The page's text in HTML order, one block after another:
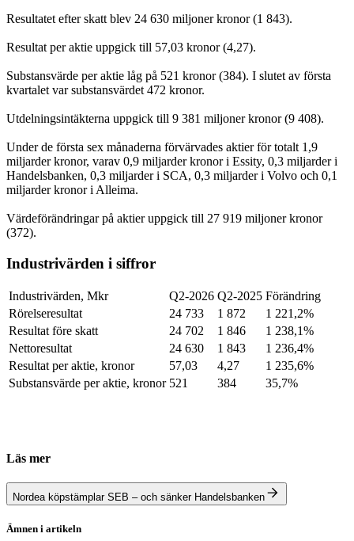
Resultatet efter skatt blev 24 630 miljoner kronor (1 843).
Resultat per aktie uppgick till 57,03 kronor (4,27).
Substansvärde per aktie låg på 521 kronor (384). I slutet av första
kvartalet var substansvärdet 472 kronor.
Utdelningsintäkterna uppgick till 9 381 miljoner kronor (9 408).
Under de första sex månaderna förvärvades aktier för totalt 1,9
miljarder kronor, varav 0,9 miljarder kronor i Essity, 0,3 miljarder i
Handelsbanken, 0,3 miljarder i SCA, 0,3 miljarder i Volvo och 0,1
miljarder kronor i Alleima.
Värdeförändringar på aktier uppgick till 27 919 miljoner kronor
(372).
Industrivärden i siffror
Industrivärden, Mkr Q2-2026 Q2-2025 Förändring
Rörelseresultat
24 733 1 872
1 221,2%
Resultat före skatt
24 702 1 846
1 238,1%
Nettoresultat
24 630 1 843
1 236,4%
Resultat per aktie, kronor
57,03 4,27
1 235,6%
Substansvärde per aktie, kronor 521 384 35,7%
Läs mer
Nordea köpstämplar SEB – och sänker Handelsbanken
Ämnen i artikeln